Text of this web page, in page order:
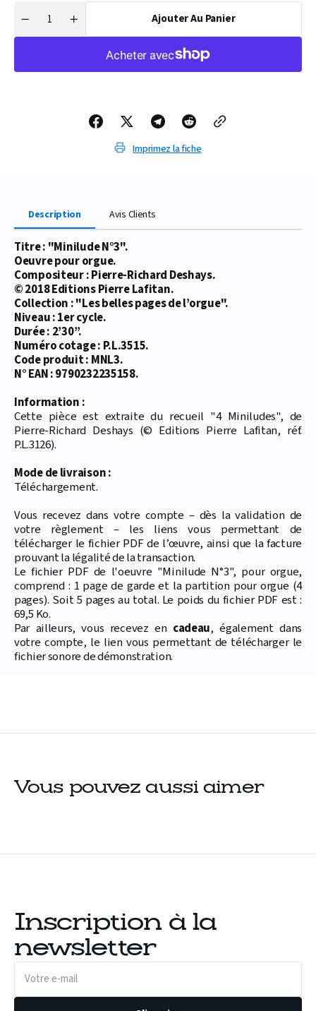
Réduire
Quantité
Augmenter
Ajouter Au Panier
Imprimez la fiche
Description Avis Clients
Titre : "Minilude N°3".
Oeuvre pour orgue.
Compositeur : Pierre-Richard Deshays.
© 2018 Editions Pierre Lafitan.
Collection : "Les belles pages de l’orgue".
Niveau : 1er cycle.
Durée : 2’30’’.
Numéro cotage : P.L.3515.
Code produit : MNL3.
N° EAN : 9790232235158.
Information :
Cette pièce est extraite du recueil "4 Miniludes", de
Pierre-Richard Deshays (© Editions Pierre Lafitan, réf.
P.L.3126).
Mode de livraison :
Téléchargement.
Vous recevez dans votre compte – dès la validation de
votre règlement – les liens vous permettant de
télécharger le fichier PDF de l’œuvre, ainsi que la facture
prouvant la légalité de la transaction.
Le fichier PDF de l'oeuvre "Minilude N°3", pour orgue,
comprend : 1 page de garde et la partition pour orgue (4
pages). Soit 5 pages au total. Le poids du fichier PDF est :
69,5 Ko.
Par ailleurs, vous recevez en cadeau, également dans
votre compte, le lien vous permettant de télécharger le
fichier sonore de démonstration.
Vous pouvez aussi aimer
Inscription à la
newsletter
Votre
mail